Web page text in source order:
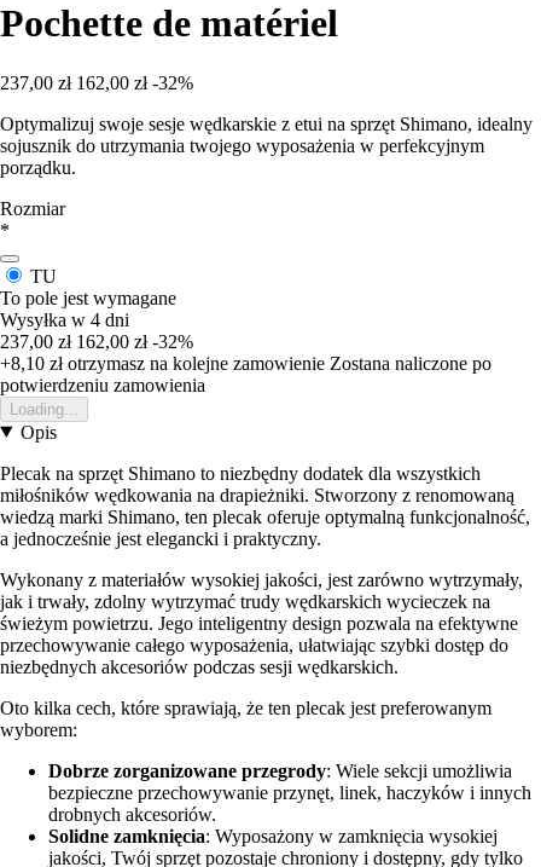
Pochette de matériel
237,00 zł 162,00 zł -32%
Optymalizuj swoje sesje wędkarskie z etui na sprzęt Shimano, idealny
sojusznik do utrzymania twojego wyposażenia w perfekcyjnym
porządku.
Rozmiar
*
TU
To pole jest wymagane
Wysyłka w 4 dni
237,00 zł 162,00 zł -32%
+8,10 złotrzymasz na kolejne zamowienie Zostana naliczone po
potwierdzeniu zamowienia
Loading...
Opis
Plecak na sprzęt Shimano to niezbędny dodatek dla wszystkich
miłośników wędkowania na drapieżniki. Stworzony z renomowaną
wiedzą marki Shimano, ten plecak oferuje optymalną funkcjonalność,
a jednocześnie jest elegancki i praktyczny.
Wykonany z materiałów wysokiej jakości, jest zarówno wytrzymały,
jak i trwały, zdolny wytrzymać trudy wędkarskich wycieczek na
świeżym powietrzu. Jego inteligentny design pozwala na efektywne
przechowywanie całego wyposażenia, ułatwiając szybki dostęp do
niezbędnych akcesoriów podczas sesji wędkarskich.
Oto kilka cech, które sprawiają, że ten plecak jest preferowanym
wyborem:
Dobrze zorganizowane przegrody: Wiele sekcji umożliwia
bezpieczne przechowywanie przynęt, linek, haczyków i innych
drobnych akcesoriów.
Solidne zamknięcia: Wyposażony w zamknięcia wysokiej
jakości, Twój sprzęt pozostaje chroniony i dostępny, gdy tylko